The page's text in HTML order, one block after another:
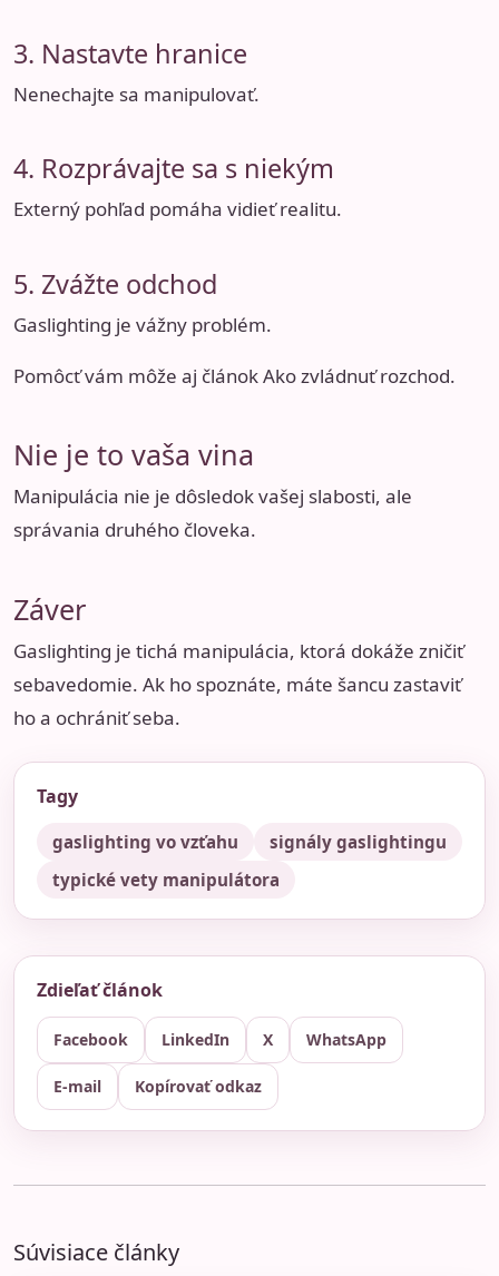
3. Nastavte hranice
Nenechajte sa manipulovať.
4. Rozprávajte sa s niekým
Externý pohľad pomáha vidieť realitu.
5. Zvážte odchod
Gaslighting je vážny problém.
Pomôcť vám môže aj článokAko zvládnuť rozchod.
Nie je to vaša vina
Manipulácia nie je dôsledok vašej slabosti, ale
správania druhého človeka.
Záver
Gaslighting je tichá manipulácia, ktorá dokáže zničiť
sebavedomie. Ak ho spoznáte, máte šancu zastaviť
ho a ochrániť seba.
Tagy
gaslighting vo vzťahu
signály gaslightingu
typické vety manipulátora
Zdieľať článok
Facebook LinkedIn X WhatsApp
E-mail Kopírovať odkaz
Súvisiace články